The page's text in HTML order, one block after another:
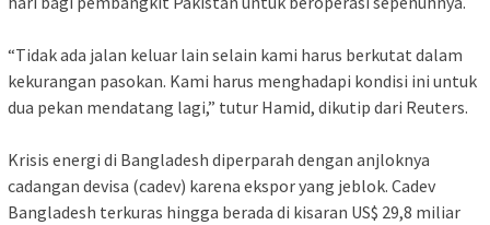
“Tidak ada jalan keluar lain selain kami harus berkutat dalam
kekurangan pasokan. Kami harus menghadapi kondisi ini untuk
dua pekan mendatang lagi,” tutur Hamid, dikutip dari Reuters.
Krisis energi di Bangladesh diperparah dengan anjloknya
cadangan devisa (cadev) karena ekspor yang jeblok. Cadev
Bangladesh terkuras hingga berada di kisaran US$ 29,8 miliar